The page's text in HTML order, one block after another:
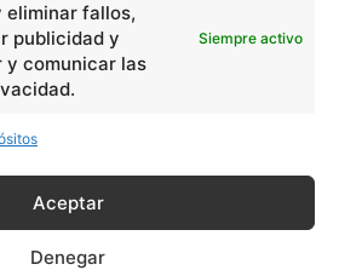
fallos,
publicidad y
y comunicar las
Siempre activo
Aceptar
Denegar
226